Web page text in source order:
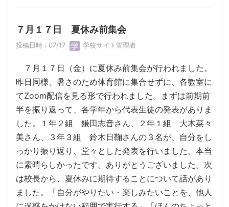
７月１７日 夏休み前集会
投稿日時 : 07/17 学校サイト管理者
７月１７日（金）に夏休み前集会が行われました。
昨日同様、暑さのため体育館に集合せずに、各教室に
てZoom配信を見る形で行われました。まずは前期前
半を振り返って、各学年から代表生徒の発表がありま
した。１年２組 鎌田志音さん、２年１組 大木菜々
美さん、３年３組 鈴木日鞠さんの３名が、自分をし
っかり振り返り、堂々とした発表を行いました。本当
に素晴らしかったです。ありがとうございました。次
は校長から、夏休みに期待することについて話があり
ました。「自分がやりたい・楽しみたいことを、他人